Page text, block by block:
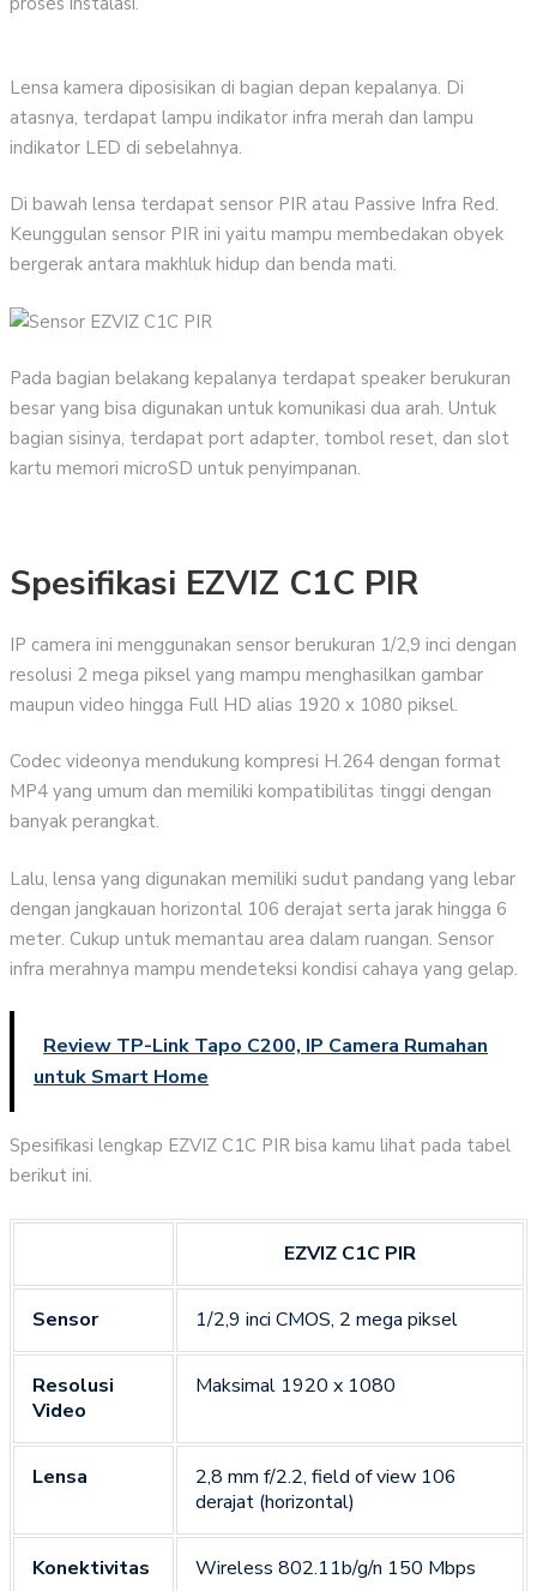
Lensa kamera diposisikan di bagian depan kepalanya. Di
atasnya, terdapat lampu indikator infra merah dan lampu
indikator LED di sebelahnya.
Di bawah lensa terdapat sensor PIR atau Passive Infra Red.
Keunggulan sensor PIR ini yaitu mampu membedakan obyek
bergerak antara makhluk hidup dan benda mati.
Pada bagian belakang kepalanya terdapat speaker berukuran
besar yang bisa digunakan untuk komunikasi dua arah. Untuk
bagian sisinya, terdapat port adapter, tombol reset, dan slot
kartu memori microSD untuk penyimpanan.
Spesifikasi EZVIZ C1C PIR
IP camera ini menggunakan sensor berukuran 1/2,9 inci dengan
resolusi 2 mega piksel yang mampu menghasilkan gambar
maupun video hingga Full HD alias 1920 x 1080 piksel.
Codec videonya mendukung kompresi H.264 dengan format
MP4 yang umum dan memiliki kompatibilitas tinggi dengan
banyak perangkat.
Lalu, lensa yang digunakan memiliki sudut pandang yang lebar
dengan jangkauan horizontal 106 derajat serta jarak hingga 6
meter. Cukup untuk memantau area dalam ruangan. Sensor
infra merahnya mampu mendeteksi kondisi cahaya yang gelap.
Review TP-Link Tapo C200, IP Camera Rumahan
untuk Smart Home
Spesifikasi lengkap EZVIZ C1C PIR bisa kamu lihat pada tabel
berikut ini.
EZVIZ C1C PIR
Sensor 1/2,9 inci CMOS, 2 mega piksel
Resolusi
Video
Maksimal 1920 x 1080
Lensa
2,8 mm f/2.2, field of view 106
derajat (horizontal)
Konektivitas Wireless 802.11b/g/n 150 Mbps